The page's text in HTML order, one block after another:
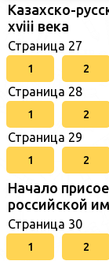
Казахско-
xviii века
Страница 27
1 2
Страница 28
1 2
Страница 29
1 2
Начало
российской
Страница 30
1 2